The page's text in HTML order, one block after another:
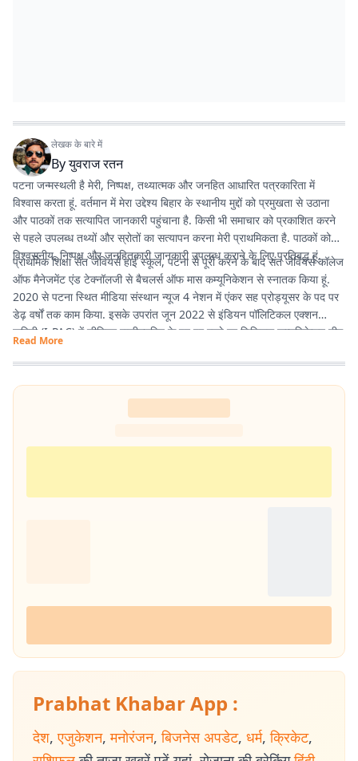
लेखक के बारे में
Byयुवराज रतन
पटना जन्मस्थली है मेरी, निष्पक्ष, तथ्यात्मक और जनहित आधारित पत्रकारिता में
विश्वास करता हूं. वर्तमान में मेरा उद्देश्य बिहार के स्थानीय मुद्दों को प्रमुखता से उठाना
और पाठकों तक सत्यापित जानकारी पहुंचाना है. किसी भी समाचार को प्रकाशित करने
से पहले उपलब्ध तथ्यों और स्रोतों का सत्यापन करना मेरी प्राथमिकता है. पाठकों को
विश्वसनीय, निष्पक्ष और जनहितकारी जानकारी उपलब्ध कराने के लिए प्रतिबद्ध हूं.
प्राथमिक शिक्षा संत जेवियर्स हाई स्कूल, पटना से पूरी करने के बाद संत जेवियर्स कॉलेज
ऑफ मैनेजमेंट एंड टेक्नॉलजी से बैचलर्स ऑफ मास कम्यूनिकेशन से स्नातक किया हूं.
2020 से पटना स्थित मीडिया संस्थान न्यूज 4 नेशन में एंकर सह प्रोड्यूसर के पद पर
डेढ़ वर्षों तक काम किया. इसके उपरांत जून 2022 से इंडियन पॉलिटिकल एक्शन
कमिटी (I-PAC) में सीनियर एग्जीक्यूटिव के पद पर रहते हुए डिजिटल कम्यूनिकेशन टीम
में कार्य करने का मौका मिला. वर्तमान में प्रभात खबर में कंटेंट राइटर के पद पर हूं इसके
माध्यम से नागरिकों के पास तथ्यात्मक और सही सूचनाएँ, खबर और अपडेट देने का कार्य
कर रहा हूं.
Read More
Prabhat Khabar App :
देश, एजुकेशन, मनोरंजन, बिजनेस अपडेट, धर्म, क्रिकेट,